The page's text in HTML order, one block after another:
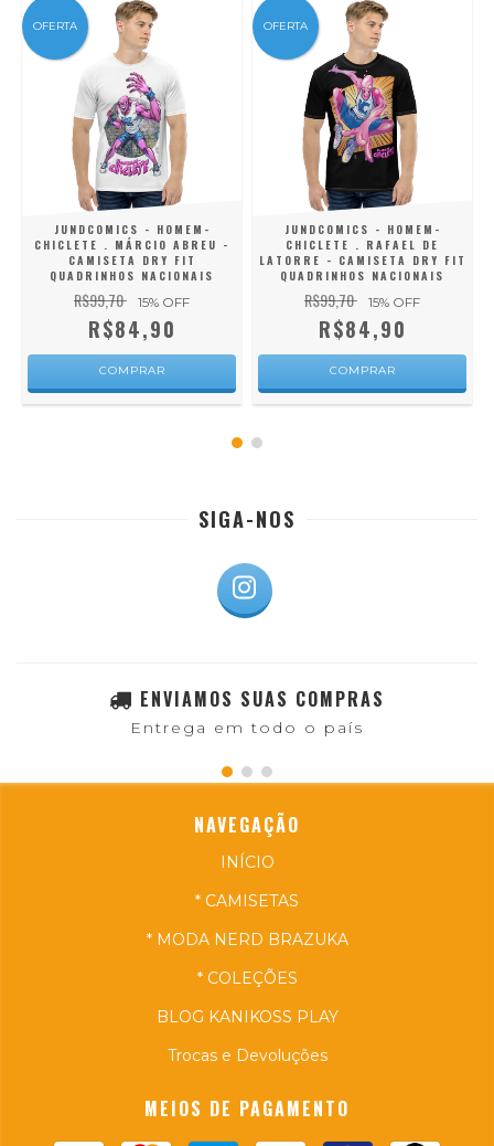
OFERTA
JUNDCOMICS - HOMEM-
CHICLETE . MÁRCIO ABREU -
CAMISETA DRY FIT
QUADRINHOS NACIONAIS
R$99,70 15% OFF
R$84,90
COMPRAR
OFERTA
JUNDCOMICS - HOMEM-
CHICLETE . RAFAEL DE
LATORRE - CAMISETA DRY FIT
QUADRINHOS NACIONAIS
R$99,70 15% OFF
R$84,90
COMPRAR
SIGA-NOS
ENVIAMOS SUAS COMPRAS
Entrega em todo o país
NAVEGAÇÃO
INÍCIO
* CAMISETAS
* MODA NERD BRAZUKA
* COLEÇÕES
BLOG KANIKOSS PLAY
Trocas e Devoluções
MEIOS DE PAGAMENTO